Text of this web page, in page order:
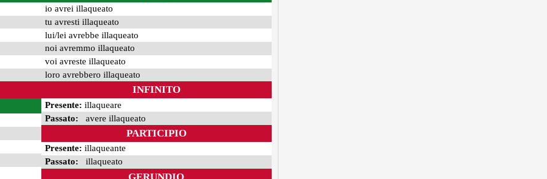
io avrei illaqueato
tu avresti illaqueato
lui/lei avrebbe illaqueato
noi avremmo illaqueato
voi avreste illaqueato
loro avrebbero illaqueato
INFINITO
Presente: illaqueare
Passato: avere illaqueato
PARTICIPIO
Presente: illaqueante
Passato: illaqueato
GERUNDIO